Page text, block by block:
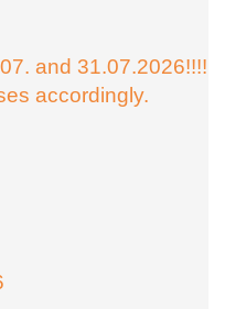
and 31.07.2026!!!!
accordingly.